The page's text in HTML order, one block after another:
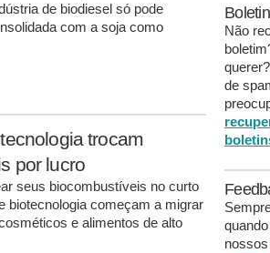
de biodiesel só pode
com a soja como
trocam
por lucro
seus biocombustíveis no curto
biotecnologia começam a migrar
e alimentos de alto
Não
de